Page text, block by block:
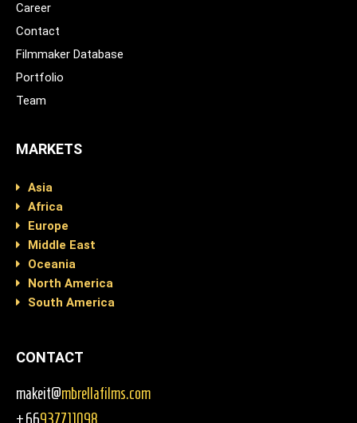
Career
Contact
Filmmaker Database
Portfolio
Team
MARKETS
Asia
Africa
Europe
Middle East
Oceania
North America
South America
CONTACT
makeit@mbrellafilms.com
+66937711098